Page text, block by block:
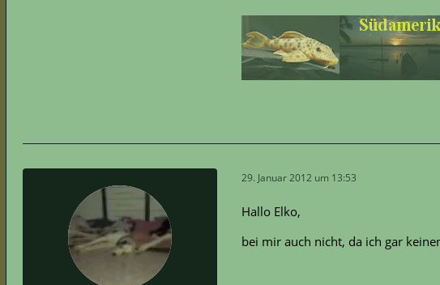
29. Januar 2012 um 13:53
Hallo Elko,
bei mir auch nicht, da ich gar